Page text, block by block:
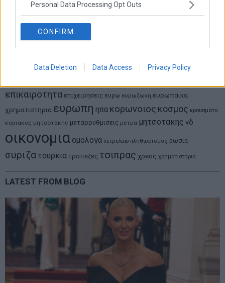
Personal Data Processing Opt Outs
CONFIRM
Data Deletion Data Access Privacy Policy
marketnews
Χρηματιστηριο Αθηνων αεπ αθλητικα αναπτυξη βουλη γερμανια
επικαιροτητα επιχειρησεις ευρω ευρωζωνη ευρωπαικα
χρηματιστηρια ευρωπη ηπα κορωνοιος κοσμος κρουσματα
κυριακος μητσοτακης μεταρρυθμισεις μετρα μητσοτακης νδ
οικονομια ομολογα πετρελαιο πληθωρισμος ρωσια
συριζα τουρκια τραπεζες τσιπρας χρεος χρηματιστηριο
LATEST FROM BLOG